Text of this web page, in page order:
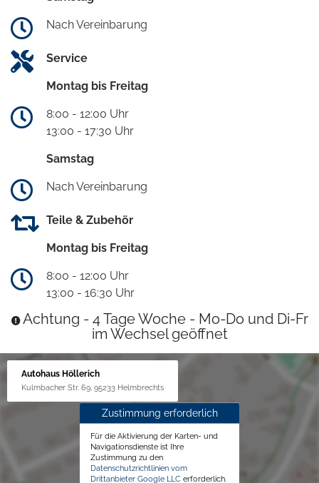
Nach Vereinbarung
Service
Montag bis Freitag
8:00 - 12:00 Uhr
13:00 - 17:30 Uhr
Samstag
Nach Vereinbarung
Teile & Zubehör
Montag bis Freitag
8:00 - 12:00 Uhr
13:00 - 16:30 Uhr
Achtung - 4 Tage Woche - Mo-Do und Di-Fr
im Wechsel geöffnet
Autohaus Höllerich
Kulmbacher Str. 69, 95233 Helmbrechts
Zustimmung erforderlich
Für die Aktivierung der Karten- und
Navigationsdienste ist Ihre
Zustimmung zu den
Datenschutzrichtlinien vom
Drittanbieter Google LLC erforderlich.